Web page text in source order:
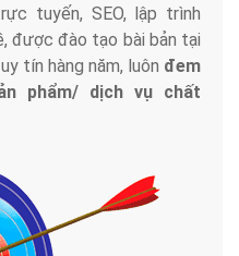
tuyến, SEO, lập trình
được đào tạo bài bản tại
tín hàng năm, luôn đem
phẩm/ dịch vụ chất